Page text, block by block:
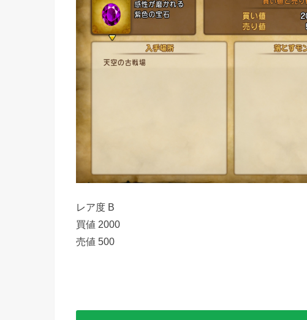
レア度 B
買値 2000
売値 500